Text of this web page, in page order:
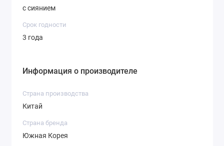
с сиянием
Срок годности
3 года
Информация о производителе
Страна производства
Китай
Страна бренда
Южная Корея